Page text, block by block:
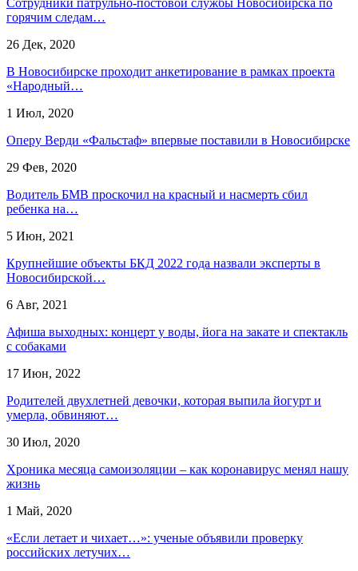
горячим следам…
26 Дек, 2020
В Новосибирске проходит анкетирование в рамках проекта
«Народный…
1 Июл, 2020
Оперу Верди «Фальстаф» впервые поставили в Новосибирске
29 Фев, 2020
Водитель БМВ проскочил на красный и насмерть сбил
ребенка на…
5 Июн, 2021
Крупнейшие объекты БКД 2022 года назвали эксперты в
Новосибирской…
6 Авг, 2021
Афиша выходных: концерт у воды, йога на закате и спектакль
с собаками
17 Июн, 2022
Родителей двухлетней девочки, которая выпила йогурт и
умерла, обвиняют…
30 Июл, 2020
Хроника месяца самоизоляции – как коронавирус менял нашу
жизнь
1 Май, 2020
«Если летает и чихает…»: ученые объявили проверку
российских летучих…